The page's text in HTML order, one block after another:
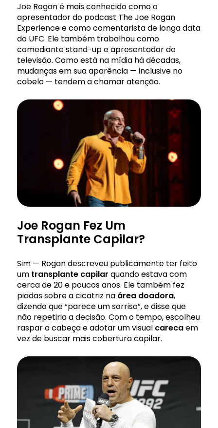
Joe Rogan é mais conhecido como o
apresentador do podcast The Joe Rogan
Experience e como comentarista de longa data
do UFC. Ele também trabalhou como
comediante stand-up e apresentador de
televisão. Como está na mídia há décadas,
mudanças em sua aparência — inclusive no
cabelo — tendem a chamar atenção.
Joe Rogan Fez Um
Transplante Capilar?
Sim — Rogan descreveu publicamente ter feito
um transplante capilar quando estava com
cerca de 20 e poucos anos. Ele também fez
piadas sobre a cicatriz na área doadora,
dizendo que “parece um sorriso”, e disse que
não repetiria a decisão. Com o tempo, escolheu
raspar a cabeça e adotar um visual carecaem
vez de buscar mais cobertura capilar.